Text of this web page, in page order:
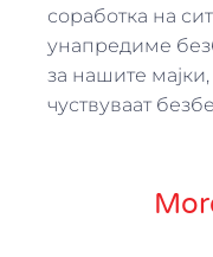
соработка на
унапредиме
за нашите
чуствуваат